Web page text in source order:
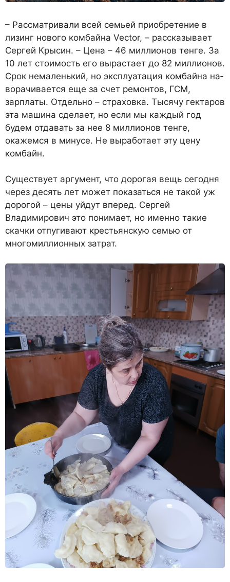
– Рассматривали всей семь­ей приобретение в
лизинг но­вого комбайна Veсtor, – расска­зывает
Сергей Крысин. – Цена – 46 миллионов тенге. За
10 лет стоимость его вырастает до 82 миллионов.
Срок немаленький, но эксплуатация комбайна на­
ворачивается еще за счет ремон­тов, ГСМ,
зарплаты. Отдельно – страховка. Тысячу гектаров
эта машина сделает, но если мы каждый год
будем отдавать за нее 8 миллионов тенге,
окажем­ся в минусе. Не выработает эту цену
комбайн.
Существует аргумент, что дорогая вещь сегодня
через де­сять лет может показаться не такой уж
дорогой – цены уйдут вперед. Сергей
Владимирович это понимает, но именно такие
скачки отпугивают крестьян­скую семью от
многомиллион­ных затрат.